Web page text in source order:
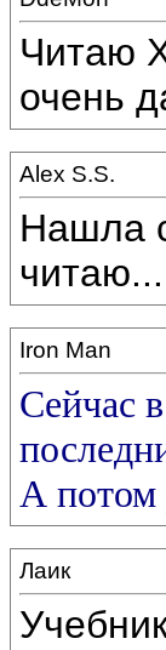
Читаю
очень
Alex S.S.
Нашла
Iron Man
Сейчас
А потом
Лаик